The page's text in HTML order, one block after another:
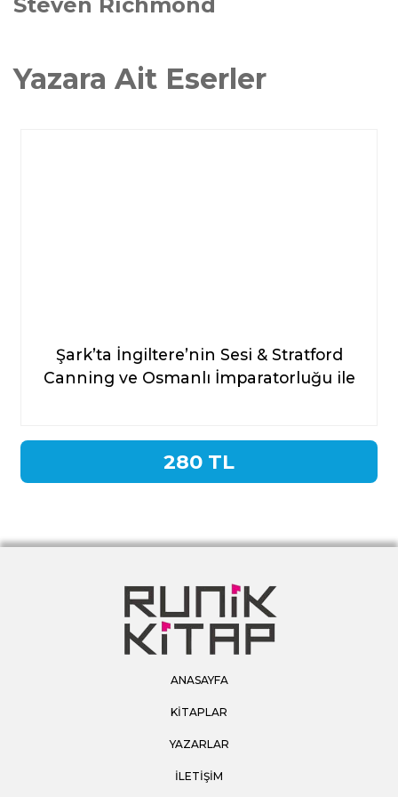
Yazara Ait Eserler
Şark’ta İngiltere’nin Sesi & Stratford
Canning ve Osmanlı İmparatorluğu ile
280 TL
ANASAYFA
KİTAPLAR
YAZARLAR
İLETİŞİM